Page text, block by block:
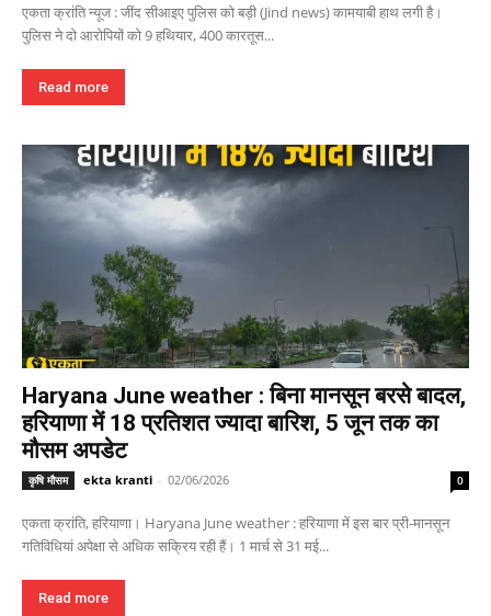
एकता क्रांति न्यूज : जींद सीआइए पुलिस को बड़ी (Jind news) कामयाबी हाथ लगी है।
पुलिस ने दो आरोपियों को 9 हथियार, 400 कारतूस...
Read more
Haryana June weather : बिना मानसून बरसे बादल,
हरियाणा में 18 प्रतिशत ज्यादा बारिश, 5 जून तक का
मौसम अपडेट
कृषि मौसम ekta kranti - 02/06/2026 0
एकता क्रांति, हरियाणा। Haryana June weather : हरियाणा में इस बार प्री-मानसून
गतिविधियां अपेक्षा से अधिक सक्रिय रही हैं। 1 मार्च से 31 मई...
Read more